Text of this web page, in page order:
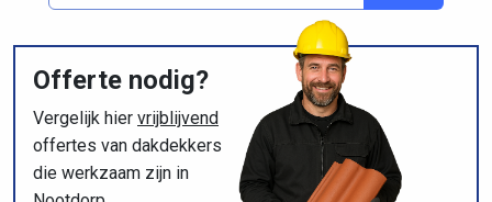
Offerte nodig?
Vergelijk hier vrijblijvend
offertes van dakdekkers
die werkzaam zijn in